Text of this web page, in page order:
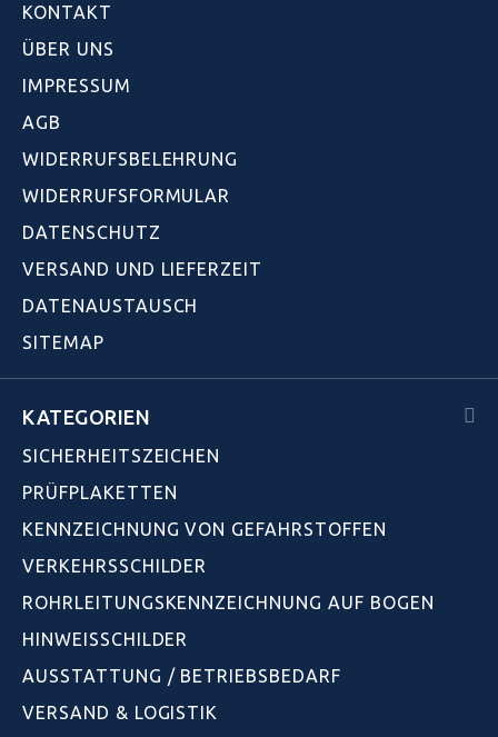
KONTAKT
ÜBER UNS
IMPRESSUM
AGB
WIDERRUFSBELEHRUNG
WIDERRUFSFORMULAR
DATENSCHUTZ
VERSAND UND LIEFERZEIT
DATENAUSTAUSCH
SITEMAP
KATEGORIEN
SICHERHEITSZEICHEN
PRÜFPLAKETTEN
KENNZEICHNUNG VON GEFAHRSTOFFEN
VERKEHRSSCHILDER
ROHRLEITUNGSKENNZEICHNUNG AUF BOGEN
HINWEISSCHILDER
AUSSTATTUNG / BETRIEBSBEDARF
VERSAND & LOGISTIK